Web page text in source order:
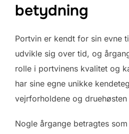
betydning
Portvin er kendt for sin evne
udvikle sig over tid, og
rolle i portvinens kvalitet og
har sine egne unikke
vejrforholdene og
Nogle årgange betragtes